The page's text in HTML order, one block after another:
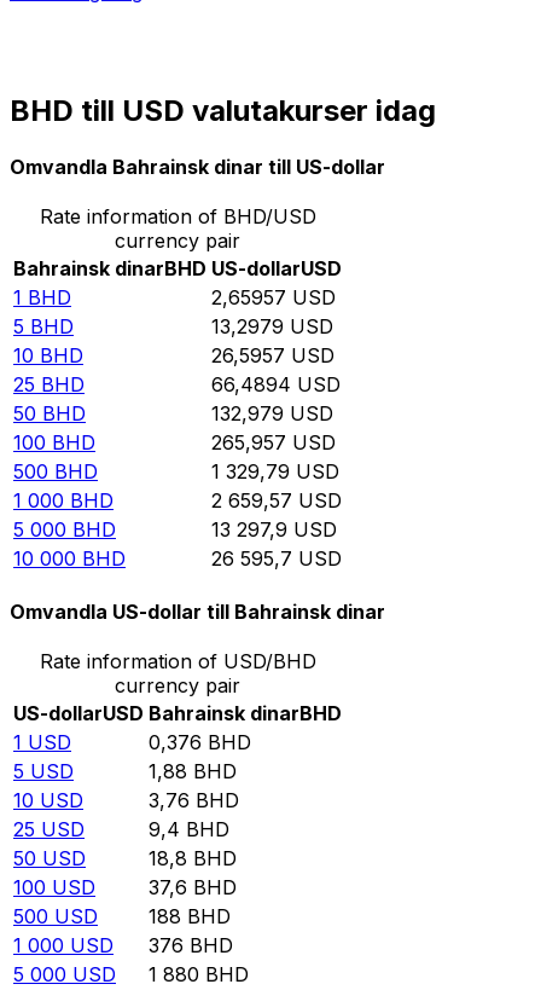
BHD till USD valutakurser idag
Omvandla Bahrainsk dinar till US-dollar
Rate information of BHD/USD
currency pair
Bahrainsk dinarBHD US-dollarUSD
1 BHD 2,65957 USD
5 BHD 13,2979 USD
10 BHD 26,5957 USD
25 BHD 66,4894 USD
50 BHD 132,979 USD
100 BHD 265,957 USD
500 BHD 1 329,79 USD
1 000 BHD 2 659,57 USD
5 000 BHD 13 297,9 USD
10 000 BHD 26 595,7 USD
Omvandla US-dollar till Bahrainsk dinar
Rate information of USD/BHD
currency pair
US-dollarUSD Bahrainsk dinarBHD
1 USD 0,376 BHD
5 USD 1,88 BHD
10 USD 3,76 BHD
25 USD 9,4 BHD
50 USD 18,8 BHD
100 USD 37,6 BHD
500 USD 188 BHD
1 000 USD 376 BHD
5 000 USD 1 880 BHD